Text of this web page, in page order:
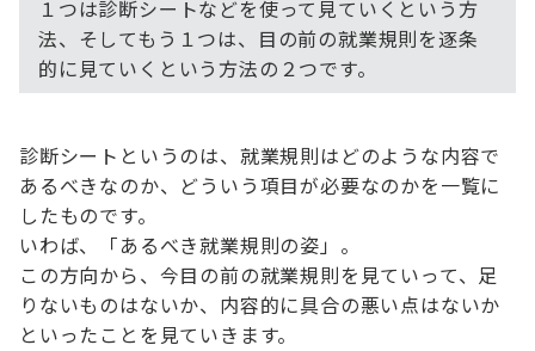
１つは診断シートなどを使って見ていくという方
法、そしてもう１つは、目の前の就業規則を逐条
的に見ていくという方法の２つです。
診断シートというのは、就業規則はどのような内容で
あるべきなのか、どういう項目が必要なのかを一覧に
したものです。
いわば、「あるべき就業規則の姿」。
この方向から、今目の前の就業規則を見ていって、足
りないものはないか、内容的に具合の悪い点はないか
といったことを見ていきます。